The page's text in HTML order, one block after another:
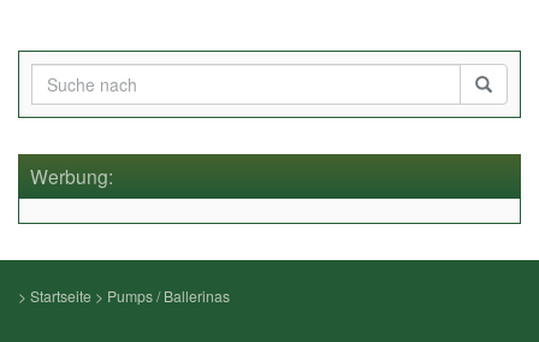
Werbung:
> Startseite > Pumps / Ballerinas